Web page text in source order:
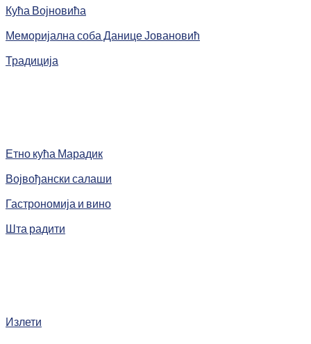
Кућа Војновића
Меморијална соба Данице Јовановић
Традиција
Етно кућа Марадик
Војвођански салаши
Гастрономија и вино
Шта радити
Излети